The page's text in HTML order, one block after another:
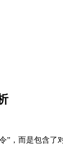
”，而是包含